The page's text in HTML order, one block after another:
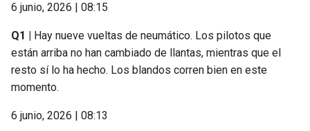
6 junio, 2026 | 08:15
Q1 |
Hay nueve vueltas de neumático. Los pilotos que
están arriba no han cambiado de llantas, mientras que el
resto sí lo ha hecho. Los blandos corren bien en este
momento.
6 junio, 2026 | 08:13